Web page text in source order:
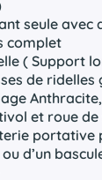
seule avec
complet
( Support
de ridelles
et roue
portative
ou d’un